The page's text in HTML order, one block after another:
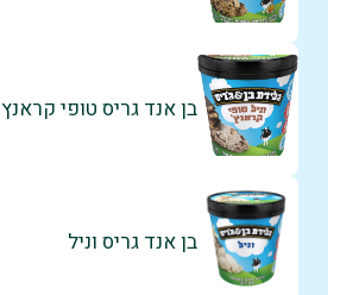
בן אנד גריס טופי קראנץ
בן אנד גריס וניל